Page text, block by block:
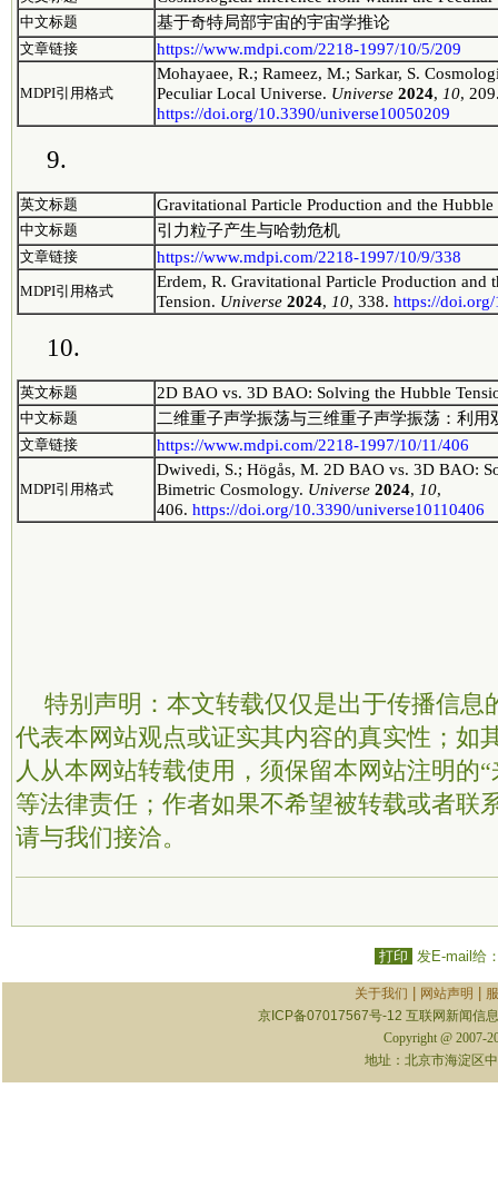
中文标题 基于奇特局部宇宙的宇宙学推论
文章链接 https://www.mdpi.com/2218-1997/10/5/209
MDPI引用格式
Mohayaee, R.; Rameez, M.; Sarkar, S.
Peculiar Local Universe. Universe 2024, 10,
https://doi.org/10.3390/universe10050209
9.
英文标题 Gravitational Particle Production and the Hubble
中文标题 引力粒子产生与哈勃危机
文章链接 https://www.mdpi.com/2218-1997/10/9/338
MDPI引用格式
Erdem, R. Gravitational Particle Production and
Tension. Universe 2024, 10, 338. https://
10.
英文标题 2D BAO vs. 3D BAO: Solving the Hubble
中文标题 二维重子声学振荡与三维重子声学振荡：利
文章链接 https://www.mdpi.com/2218-1997/10/11/406
MDPI引用格式
Dwivedi, S.; Högås, M. 2D BAO vs. 3D BAO:
Bimetric Cosmology. Universe 2024, 10,
406. https://doi.org/10.3390/universe10110406
特别声明：本文转载仅仅是出于传播信息
代表本网站观点或证实其内容的真实性；如
人从本网站转载使用，须保留本网站注明的
等法律责任；作者如果不希望被转载或者联
请与我们接洽。
打印 发E-mail给
关于我们 网站声明
京ICP备07017567号-12 互联网新闻信
Copyright @ 2007-
地址：北京市海淀区